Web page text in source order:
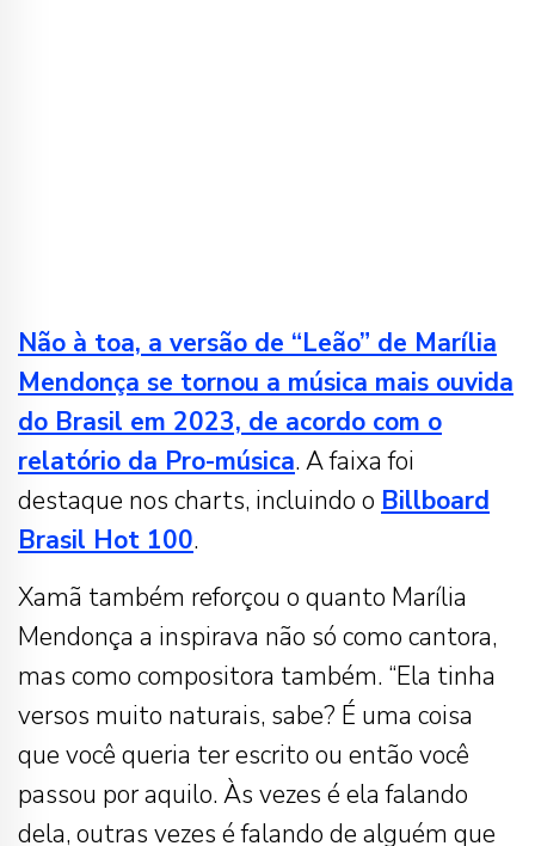
Não à toa, a versão de “Leão” de Marília
Mendonça se tornou a música mais ouvida
do Brasil em 2023, de acordo com o
relatório da Pro-música. A faixa foi
destaque nos charts, incluindo o Billboard
Brasil Hot 100.
Xamã também reforçou o quanto Marília
Mendonça a inspirava não só como cantora,
mas como compositora também. “Ela tinha
versos muito naturais, sabe? É uma coisa
que você queria ter escrito ou então você
passou por aquilo. Às vezes é ela falando
dela, outras vezes é falando de alguém que